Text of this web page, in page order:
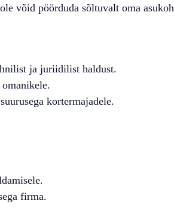
võid pöörduda sõltuvalt oma
ja juriidilist haldust.
kortermajadele.
firma.